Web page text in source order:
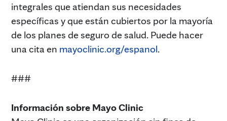
integrales que atiendan sus necesidades
específicas y que están cubiertos por la mayoría
de los planes de seguro de salud. Puede hacer
una cita en mayoclinic.org/espanol.
###
Información sobre Mayo Clinic